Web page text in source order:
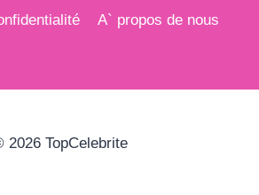
A` propos de nous
2026 TopCelebrite